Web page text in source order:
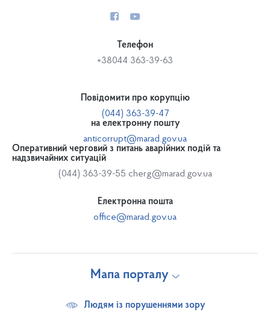
Телефон
+38044 363-39-63
Повідомити про корупцію
(044) 363-39-47
на електронну пошту
anticorrupt@marad.gov.ua
Оперативний черговий з питань аварійних подій та
надзвичайних ситуацій
(044) 363-39-55 cherg@marad.gov.ua
Електронна пошта
office@marad.gov.ua
Мапа порталу
Людям із порушеннями зору